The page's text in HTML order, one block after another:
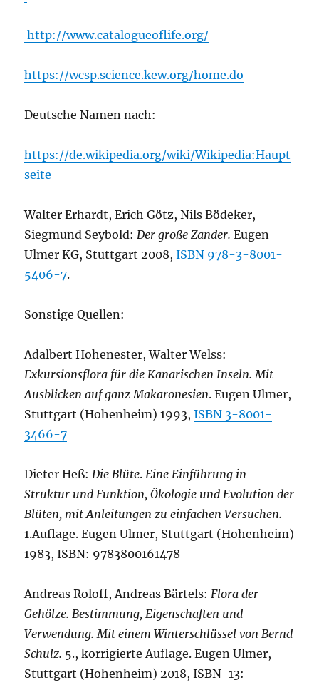
http://www.catalogueoflife.org/
https://wcsp.science.kew.org/home.do
Deutsche Namen nach:
https://de.wikipedia.org/wiki/Wikipedia:Haupt
seite
Walter Erhardt, Erich Götz, Nils Bödeker,
Siegmund Seybold: Der große Zander. Eugen
Ulmer KG, Stuttgart 2008,ISBN 978-3-8001-
5406-7.
Sonstige Quellen:
Adalbert Hohenester, Walter Welss:
Exkursionsflora für die Kanarischen Inseln. Mit
Ausblicken auf ganz Makaronesien. Eugen Ulmer,
Stuttgart (Hohenheim) 1993,ISBN 3-8001-
3466-7
Dieter Heß: Die Blüte. Eine Einführung in
Struktur und Funktion, Ökologie und Evolution der
Blüten, mit Anleitungen zu einfachen Versuchen.
1.Auflage. Eugen Ulmer, Stuttgart (Hohenheim)
1983, ISBN: 9783800161478
Andreas Roloff, Andreas Bärtels: Flora der
Gehölze. Bestimmung, Eigenschaften und
Verwendung. Mit einem Winterschlüssel von Bernd
Schulz. 5., korrigierte Auflage. Eugen Ulmer,
Stuttgart (Hohenheim) 2018, ISBN-13: